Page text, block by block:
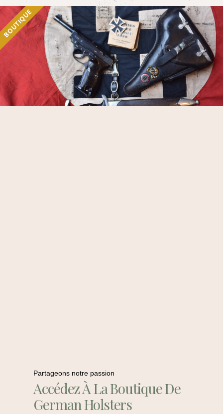
Partageons notre passion
Accédez À La Boutique De
German Holsters
BOUTIQUE